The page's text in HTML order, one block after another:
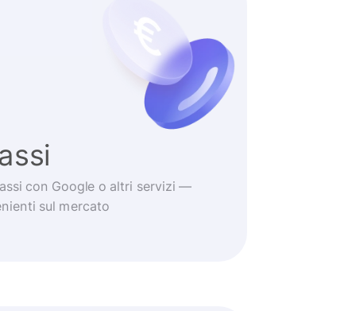
con Google o altri servizi —
sul mercato